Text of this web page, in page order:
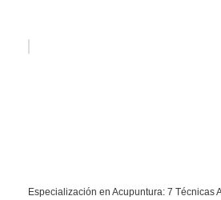
Especialización en Acupuntura: 7 Técnicas